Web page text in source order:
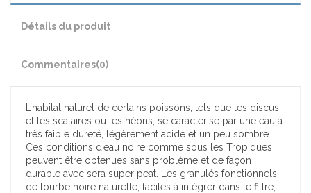
Détails du produit
Commentaires(0)
L’habitat naturel de certains poissons, tels que les discus
et les scalaires ou les néons, se caractérise par une eau à
très faible dureté, légèrement acide et un peu sombre.
Ces conditions d’eau noire comme sous les Tropiques
peuvent être obtenues sans problème et de façon
durable avec sera super peat. Les granulés fonctionnels
de tourbe noire naturelle, faciles à intégrer dans le filtre,